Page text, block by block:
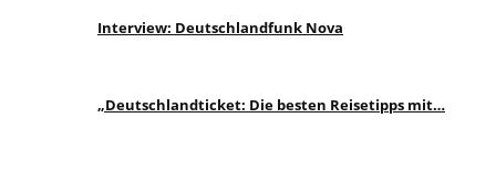
Interview: Deutschlandfunk Nova
„Deutschlandticket: Die besten Reisetipps mit…